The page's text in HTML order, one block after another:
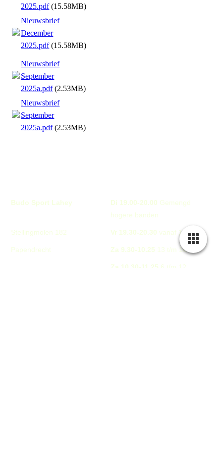
2025.pdf(15.58MB)
Nieuwsbrief
December
2025.pdf(15.58MB)
Nieuwsbrief
September
2025a.pdf(2.53MB)
Nieuwsbrief
September
2025a.pdf(2.53MB)
Budo Sport Lahey Di 19.00-20.00 Gemengd
hogere banden
Stellingmolen 182 Vr 19.30-20.30 vanaf 16
Papendrecht Za 9.30-10.25 13 t/m 16
Za 10.30-11.25 6 t/m 12